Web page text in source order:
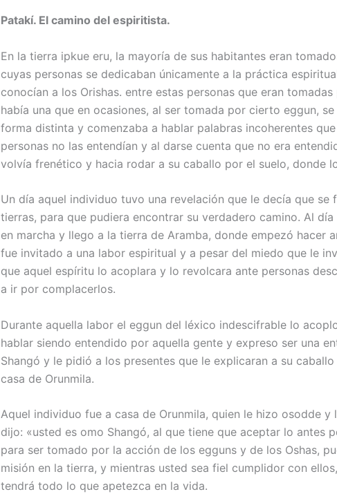
Patakí. El camino del espiritista.
En la tierra ipkue eru, la mayoría de sus habitantes eran
cuyas personas se dedicaban únicamente a la práctica
conocían a los Orishas. entre estas personas que eran
había una que en ocasiones, al ser tomada por cierto eggun,
forma distinta y comenzaba a hablar palabras incoherentes
personas no las entendían y al darse cuenta que no era
volvía frenético y hacia rodar a su caballo por el suelo, donde
Un día aquel individuo tuvo una revelación que le decía que se
tierras, para que pudiera encontrar su verdadero camino. Al día
en marcha y llego a la tierra de Aramba, donde empezó hacer
fue invitado a una labor espiritual y a pesar del miedo que le
que aquel espíritu lo acoplara y lo revolcara ante personas
a ir por complacerlos.
Durante aquella labor el eggun del léxico indescifrable lo
hablar siendo entendido por aquella gente y expreso ser una
Shangó y le pidió a los presentes que le explicaran a su
casa de Orunmila.
Aquel individuo fue a casa de Orunmila, quien le hizo osodde y
dijo: «usted es omo Shangó, al que tiene que aceptar lo antes
para ser tomado por la acción de los egguns y de los Oshas,
misión en la tierra, y mientras usted sea fiel cumplidor con
tendrá todo lo que apetezca en la vida.